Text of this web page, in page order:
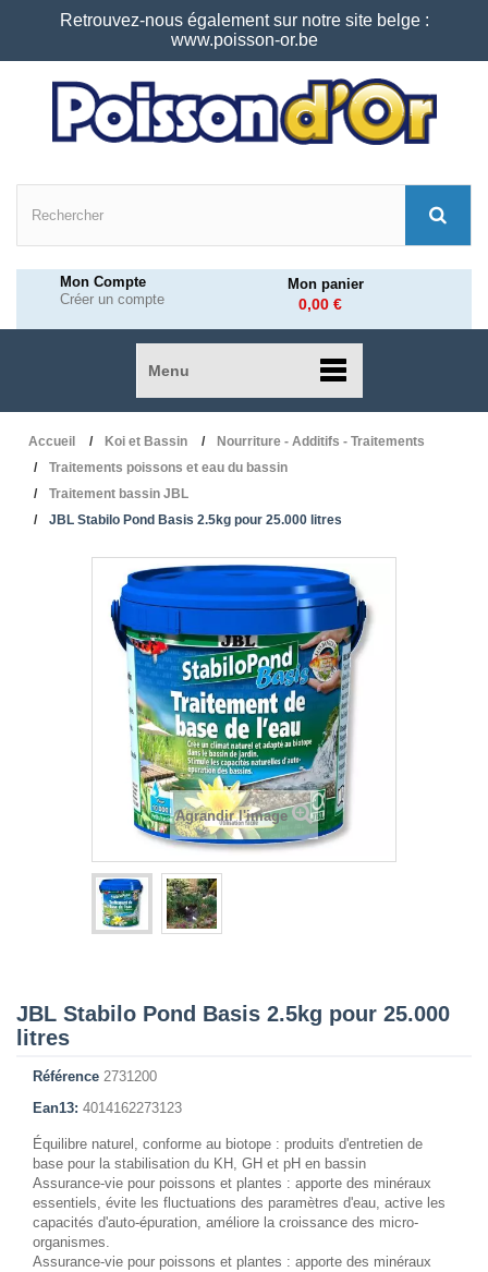
Retrouvez-nous également sur notre site belge :
www.poisson-or.be
Mon Compte
Créer un compte
Mon panier
0,00 €
Menu
Accueil Koi et Bassin
Nourriture - Additifs - Traitements
Traitements poissons et eau du bassin
Traitement bassin JBL
JBL Stabilo Pond Basis 2.5kg pour 25.000 litres
Agrandir l'image
JBL Stabilo Pond Basis 2.5kg pour 25.000
litres
Référence 2731200
Ean13: 4014162273123
Équilibre naturel, conforme au biotope : produits d'entretien de
base pour la stabilisation du KH, GH et pH en bassin
Assurance-vie pour poissons et plantes : apporte des minéraux
essentiels, évite les fluctuations des paramètres d'eau, active les
capacités d'auto-épuration, améliore la croissance des micro-
organismes.
Assurance-vie pour poissons et plantes : apporte des minéraux